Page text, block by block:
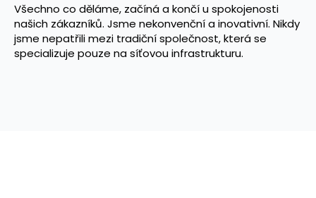
Všechno co děláme, začíná a končí u spokojenosti
našich zákazníků. Jsme nekonvenční a inovativní. Nikdy
jsme nepatřili mezi tradiční společnost, která se
specializuje pouze na síťovou infrastrukturu.